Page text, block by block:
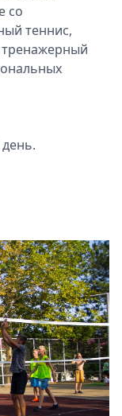
со
теннис,
тренажерный